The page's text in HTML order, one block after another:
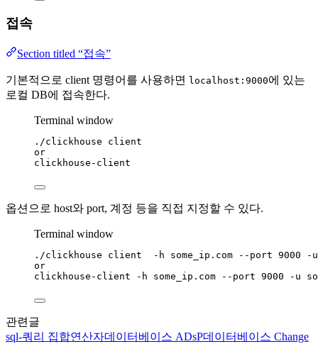
접속
Section titled “접속”
기본적으로 client 명령어를 사용하면 localhost:9000에 있는
로컬 DB에 접속한다.
Terminal window
./clickhouse
client
or
clickhouse-client
옵션으로 host와 port, 계정 등을 직접 지정할 수 있다.
Terminal window
./clickhouse client -h some_ip.com --port 9000
-u
or
clickhouse-client
-h some_ip.com --port 9000 -u
관련글
sql-쿼리 집합연산자데이터베이스 ADsP데이터베이스 Change